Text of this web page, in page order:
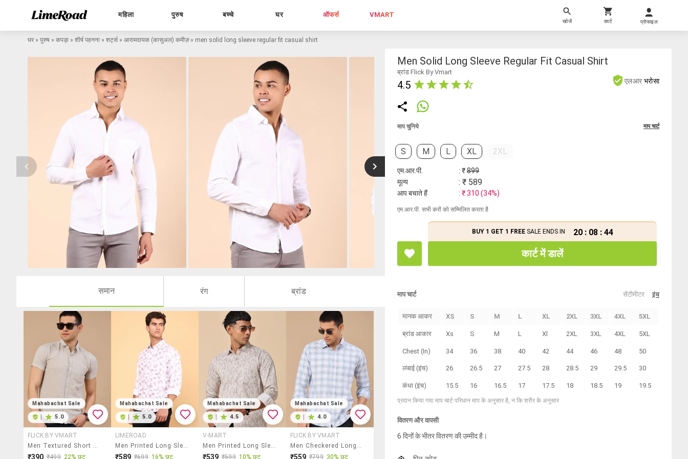
महिला पुरुष बच्चे घर ऑफर्स VMART
खोजें कार्ट प्रोफाइल
घर » पुरुष » कपड़ा » शीर्ष पहनना » शर्ट्स » आरामदायक (कासुअल) कमीज़ » men solid long sleeve regular fit casual shirt
समान रंग ब्रांड
Mahabachat Sale
5.0
FLICK BY VMART
Men Textured Short Sleeves Casual Shirt
₹390 ₹499 22% छूट
Mahabachat Sale
5.0
LIMEROAD
Men Printed Long Sleeve Regular Fit Casual Shirt
₹589 ₹699 16% छूट
Mahabachat Sale
4.5
V-MART
Men Printed Long Sleeve Regular Fit Casual Shirt
₹539 ₹599 10% छूट
Mahabachat Sale
4.0
FLICK BY VMART
Men Checkered Long Sleeve Regular Fit Casual Shirt
₹559 ₹799 30% छूट
Men Solid Long Sleeve Regular Fit Casual Shirt
ब्रांड Flick By Vmart
4.5 एलआर भरोसा
माप चुनिये माप चार्ट
S M L XL 2XL
एम.आर.पी. : ₹899
मूल्य
: ₹ 589
आप बचाते हैं : ₹310 (34%)
एम.आर.पी. सभी करों को सम्मिलित करता है
BUY 1 GET 1 FREESALE ENDS IN 20 : 08 : 44
कार्ट में डालें
माप चार्ट सेंटीमीटर इंच
मानक आकर XS S M L XL 2XL 3XL 4XL 5XL
ब्रांड आकार Xs S M L Xl 2XL 3XL 4XL 5XL
Chest (In) 34 36 38 40 42 44 46 48 50
लंबाई (इंच) 26 26.5 27 27.5 28 28.5 29 29.5 30
कंधा (इंच) 15.5 16 16.5 17 17.5 18 18.5 19 19.5
प्रदान किया गया माप चार्ट परिधान माप के अनुसार है, न कि शरीर के अनुसार
वितरण और वापसी
6 दिनों के भीतर वितरण की उम्मीद है।